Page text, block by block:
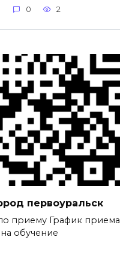
0 2
первоуральск
приему График приема
обучение